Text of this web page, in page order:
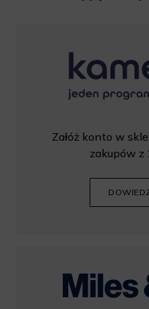
Załóż konto w
zakupów z